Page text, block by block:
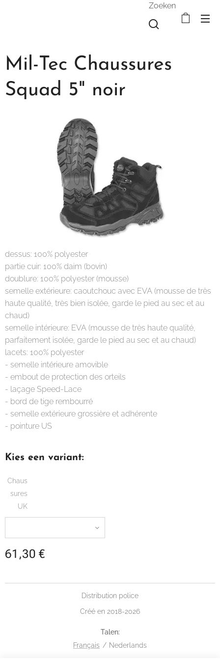
Zoeken
Mil-Tec Chaussures
Squad 5" noir
dessus: 100% polyester
partie cuir: 100% daim (bovin)
doublure: 100% polyester (mousse)
semelle extérieure: caoutchouc avec EVA (mousse de très
haute qualité, très bien isolée, garde le pied au sec et au
chaud)
semelle intérieure: EVA (mousse de très haute qualité,
parfaitement isolée, garde le pied au sec et au chaud)
lacets: 100% polyester
- semelle intérieure amovible
- embout de protection des orteils
- laçage Speed-Lace
- bord de tige rembourré
- semelle extérieure grossière et adhérente
- pointure US
Kies een variant:
Chaus
sures
UK
61,30 €
Distribution police
Créé en 2018-2026
Talen
Français
Nederlands